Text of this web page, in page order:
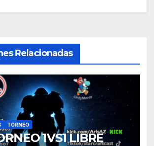
Relacionadas
TORNEO
1VS1 LIBRE